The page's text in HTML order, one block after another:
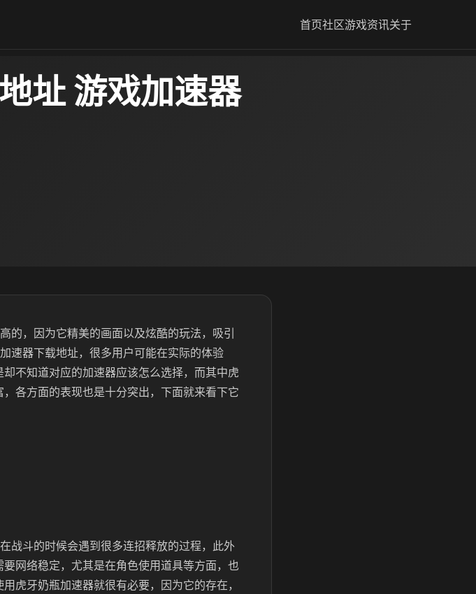
首页社区游戏资讯关于
址 游戏加速器
的，因为它精美的画面以及炫酷的玩法，吸引
速器下载地址，很多用户可能在实际的体验
不知道对应的加速器应该怎么选择，而其中虎
各方面的表现也是十分突出，下面就来看下它
战斗的时候会遇到很多连招释放的过程，此外
网络稳定，尤其是在角色使用道具等方面，也
虎牙奶瓶加速器就很有必要，因为它的存在，